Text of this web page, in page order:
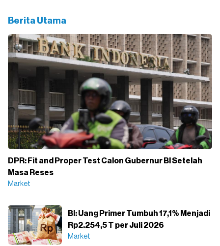
Berita Utama
DPR: Fit and Proper Test Calon Gubernur BI Setelah
Masa Reses
Market
BI: Uang Primer Tumbuh 17,1% Menjadi
Rp2.254,5 T per Juli 2026
Market